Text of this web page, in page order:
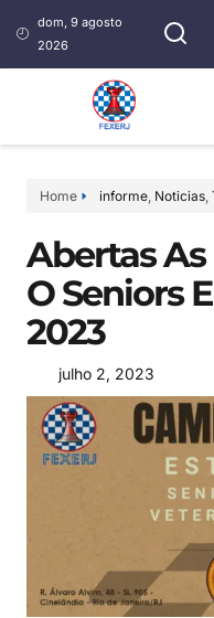
dom, 9 agosto
2026
Home informe, Noticias,
Abertas
O Seniors
2023
julho 2, 2023